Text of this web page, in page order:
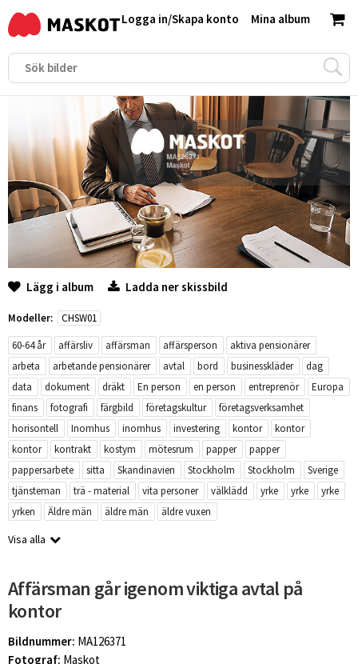
Mina album
Logga in/Skapa konto
Lägg i album Ladda ner skissbild
Modeller:
CHSW01
60-64 år
affärsliv affärsman affärsperson
aktiva pensionärer
arbeta
arbetande pensionärer avtal bord businesskläder
dag
data
dokument dräkt En person en person entreprenör
Europa
finans
fotografi färgbild företagskultur
företagsverksamhet
horisontell
Inomhus inomhus investering kontor
kontor
kontor
kontrakt kostym mötesrum papper
papper
pappersarbete
sitta Skandinavien Stockholm Stockholm
Sverige
tjänsteman
trä - material vita personer välklädd yrke yrke
yrke
yrken
Äldre män äldre män äldre vuxen
Visa alla
Affärsman går igenom viktiga avtal på
kontor
Bildnummer: MA126371
Fotograf: Maskot